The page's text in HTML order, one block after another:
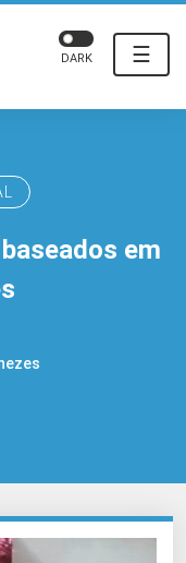
☰
DARK
em